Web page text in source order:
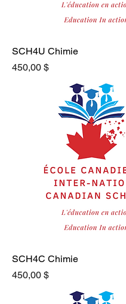
SCH4U Chimie
Prix
450,00 $
SCH4C Chimie
Prix
450,00 $